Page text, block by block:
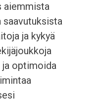
aiemmista
ja kykyä
ja optimoida